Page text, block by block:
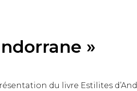
»
du livre Estilites